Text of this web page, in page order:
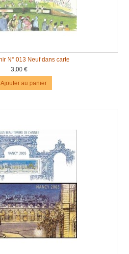
N° 013 Neuf dans carte
3,00 €
Ajouter au panier